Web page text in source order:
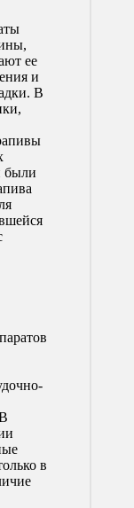
ее
и
В
были
в